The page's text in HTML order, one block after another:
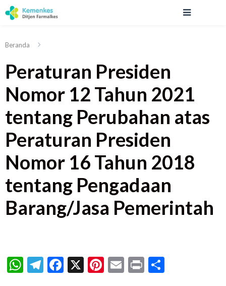
Beranda
Peraturan Presiden
Nomor 12 Tahun 2021
tentang Perubahan atas
Peraturan Presiden
Nomor 16 Tahun 2018
tentang Pengadaan
Barang/Jasa Pemerintah
WhatsApp
Telegram
Facebook
X Pinterest
Email
Print